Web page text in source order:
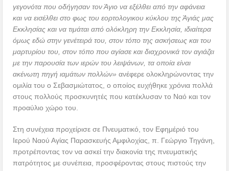
γεγονότα που οδήγησαν τον Άγιο να εξέλθει από την αφάνεια
και να εισέλθει στο φως του εορτολογικου κύκλου της Άγιάς μας
Εκκλησίας και να τιμάται από ολόκληρη την Εκκλησία, ιδιαίτερα
όμως εδώ στην γενέτειρά του, στον τόπο της ασκήσεως και του
μαρτυρίου του, στον τόπο που αγίασε και διαχρονικά τον αγιάζει
με την παρουσία των ιερών του λειψάνων, τα οποία είναι
ακένωτη πηγή ιαμάτων πολλών» ανέφερε ολοκληρώνοντας την
ομιλία του ο Σεβασμιώτατος, ο οποίος ευχήθηκε χρόνια πολλά
στους πολλούς προσκυνητές που κατέκλυσαν το Ναό και τον
προαύλιο χώρο του.
Στη συνέχεια προχείρισε σε Πνευματικό, τον Εφημέριό του
Ιερού Ναού Αγίας Παρασκευής Αμφιλοχίας, π. Γεώργιο Τηγάνη,
προτρέποντας τον να ασκεί την διακονία της πνευματικής
πατρότητος με συνέπεια, προσφέροντας στους πιστούς την